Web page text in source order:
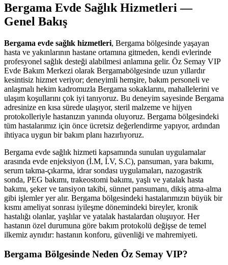
Bergama Evde Sağlık Hizmetleri —
Genel Bakış
Bergama evde sağlık hizmetleri, Bergama bölgesinde yaşayan
hasta ve yakınlarının hastane ortamına gitmeden, kendi evlerinde
profesyonel sağlık desteği alabilmesi anlamına gelir. Öz Semay VIP
Evde Bakım Merkezi olarak Bergamabölgesinde uzun yıllardır
kesintisiz hizmet veriyor; deneyimli hemşire, bakım personeli ve
anlaşmalı hekim kadromuzla Bergama sokaklarını, mahallelerini ve
ulaşım koşullarını çok iyi tanıyoruz. Bu deneyim sayesinde Bergama
adresinize en kısa sürede ulaşıyor, steril malzeme ve hijyen
protokolleriyle hastanızın yanında oluyoruz. Bergama bölgesindeki
tüm hastalarımız için önce ücretsiz değerlendirme yapıyor, ardından
ihtiyaca uygun bir bakım planı hazırlıyoruz.
Bergama evde sağlık hizmeti kapsamında sunulan uygulamalar
arasında evde enjeksiyon (İ.M, İ.V, S.C), pansuman, yara bakımı,
serum takma-çıkarma, idrar sondası uygulamaları, nazogastrik
sonda, PEG bakımı, trakeostomi bakımı, yaşlı ve yatalak hasta
bakımı, şeker ve tansiyon takibi, sünnet pansumanı, dikiş atma-alma
gibi işlemler yer alır. Bergama bölgesindeki hastalarımızın büyük bir
kısmı ameliyat sonrası iyileşme dönemindeki bireyler, kronik
hastalığı olanlar, yaşlılar ve yatalak hastalardan oluşuyor. Her
hastanın özel durumuna göre bakım protokolü değişse de temel
ilkemiz aynıdır: hastanın konforu, güvenliği ve mahremiyeti.
Bergama Bölgesinde Neden Öz Semay VIP?